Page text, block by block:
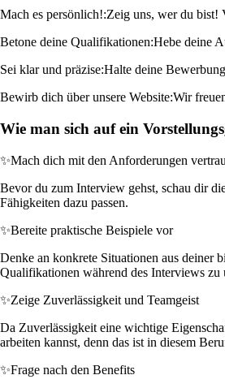
Mach es persönlich!:Zeig uns, wer du bist!
Betone deine Qualifikationen:Hebe deine
Sei klar und präzise:Halte deine
Bewirb dich über unsere Website:Wir
Wie man sich auf ein
✨Mach dich mit den Anforderungen
Bevor du zum Interview gehst, schau dir
Fähigkeiten dazu passen.
✨Bereite praktische Beispiele vor
Denke an konkrete Situationen aus deiner
Qualifikationen während des Interviews zu
✨Zeige Zuverlässigkeit und Teamgeist
Da Zuverlässigkeit eine wichtige
arbeiten kannst, denn das ist in diesem
✨Frage nach den Benefits